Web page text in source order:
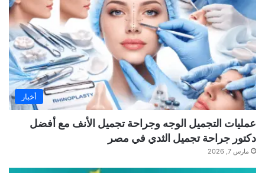
أخبار
عمليات التجميل الوجه وجراحة تجميل الأنف مع أفضل
دكتور جراحة تجميل الثدي في مصر
مارس 7, 2026